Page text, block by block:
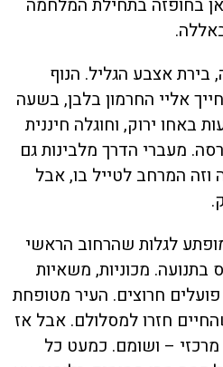
בחופזה בתחילת המלחמה
בירת אצבע הגליל. הנוף
אליי החרמון בלבן, בשעה
באחו ירוק, וחוגלה חיננית
מעברי הדרך מלבינות גם
וזה המרחב לטייל בו, אבל
לגלות שהרחוב הראשי
בתנועה. מכוניות, משאיות
חרוצים. העיר מטופחת
חזרו למסלולם. אבל אז
– ושומם. כמעט כל